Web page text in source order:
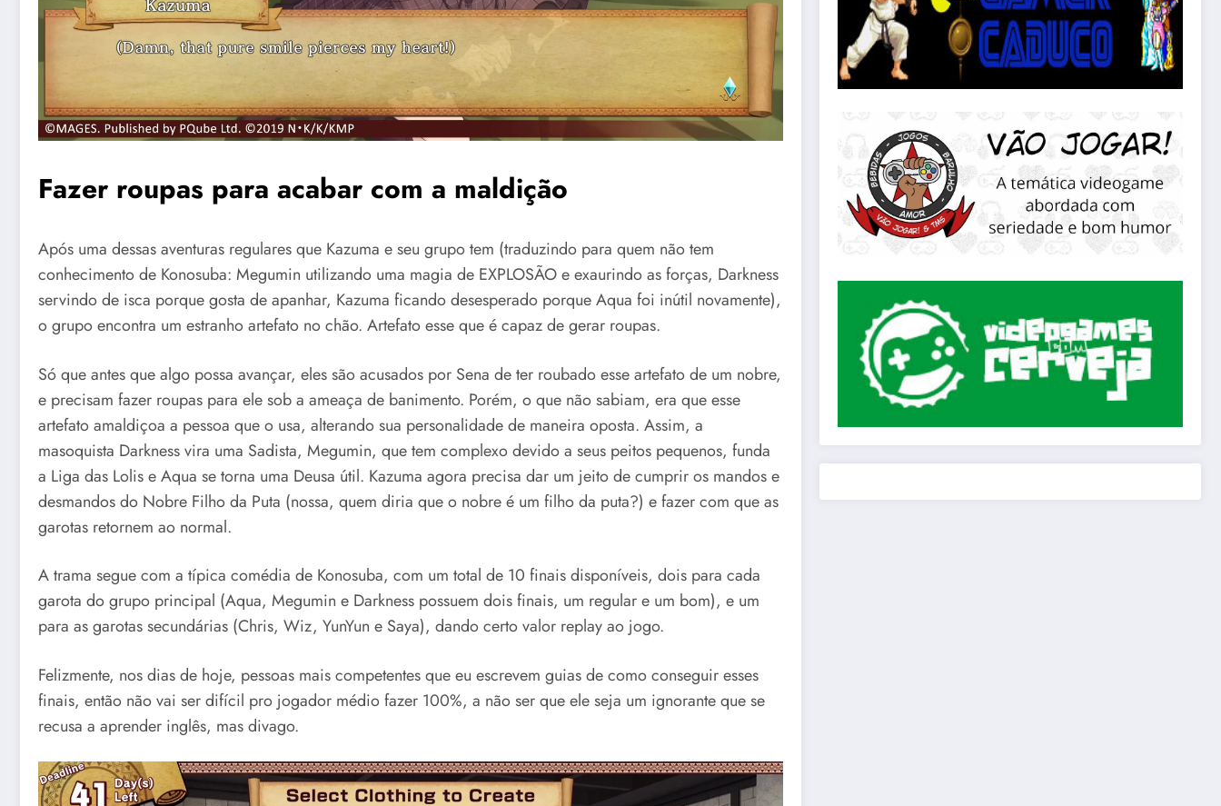
Fazer roupas para acabar com a maldição
Após uma dessas aventuras regulares que Kazuma e seu grupo tem (traduzindo para quem não tem
conhecimento de Konosuba: Megumin utilizando uma magia de EXPLOSÃO e exaurindo as forças, Darkness
servindo de isca porque gosta de apanhar, Kazuma ficando desesperado porque Aqua foi inútil novamente),
o grupo encontra um estranho artefato no chão. Artefato esse que é capaz de gerar roupas.
Só que antes que algo possa avançar, eles são acusados por Sena de ter roubado esse artefato de um nobre,
e precisam fazer roupas para ele sob a ameaça de banimento. Porém, o que não sabiam, era que esse
artefato amaldiçoa a pessoa que o usa, alterando sua personalidade de maneira oposta. Assim, a
masoquista Darkness vira uma Sadista, Megumin, que tem complexo devido a seus peitos pequenos, funda
a Liga das Lolis e Aqua se torna uma Deusa útil. Kazuma agora precisa dar um jeito de cumprir os mandos e
desmandos do Nobre Filho da Puta (nossa, quem diria que o nobre é um filho da puta?) e fazer com que as
garotas retornem ao normal.
A trama segue com a típica comédia de Konosuba, com um total de 10 finais disponíveis, dois para cada
garota do grupo principal (Aqua, Megumin e Darkness possuem dois finais, um regular e um bom), e um
para as garotas secundárias (Chris, Wiz, YunYun e Saya), dando certo valor replay ao jogo.
Felizmente, nos dias de hoje, pessoas mais competentes que eu escrevem guias de como conseguir esses
finais, então não vai ser difícil pro jogador médio fazer 100%, a não ser que ele seja um ignorante que se
recusa a aprender inglês, mas divago.